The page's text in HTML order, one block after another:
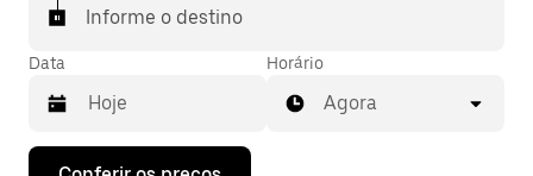
Informe o destino
Data
Pressione
Horário
Agora